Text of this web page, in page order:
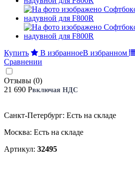
Купить В избранноеВ избранном
Сравнении
Отзывы (0)
21 690 Рвключая НДС
Санкт-Петербург: Есть на складе
Москва: Есть на складе
Артикул: 32495